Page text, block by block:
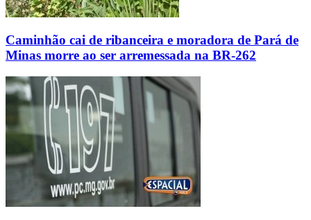
Caminhão cai de ribanceira e moradora de Pará de
Minas morre ao ser arremessada na BR-262